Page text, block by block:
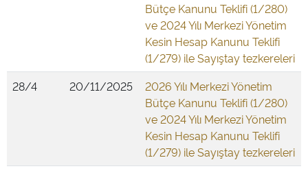
Bütçe Kanunu Teklifi (1/280)
ve 2024 Yılı Merkezi Yönetim
Kesin Hesap Kanunu Teklifi
(1/279) ile Sayıştay tezkereleri
28/4
20/11/2025
2026 Yılı Merkezi Yönetim
Bütçe Kanunu Teklifi (1/280)
ve 2024 Yılı Merkezi Yönetim
Kesin Hesap Kanunu Teklifi
(1/279) ile Sayıştay tezkereleri